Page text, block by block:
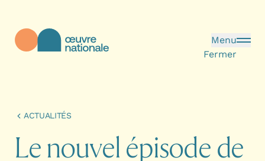
Menu
Fermer
ACTUALITÉS
Lenouvel épisode de